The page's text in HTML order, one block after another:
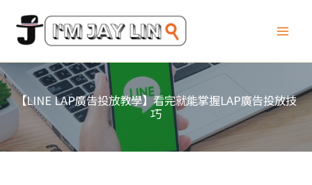
要
內
容
【LINE LAP廣告投放教學】看完就能掌握LAP廣告投放技
巧